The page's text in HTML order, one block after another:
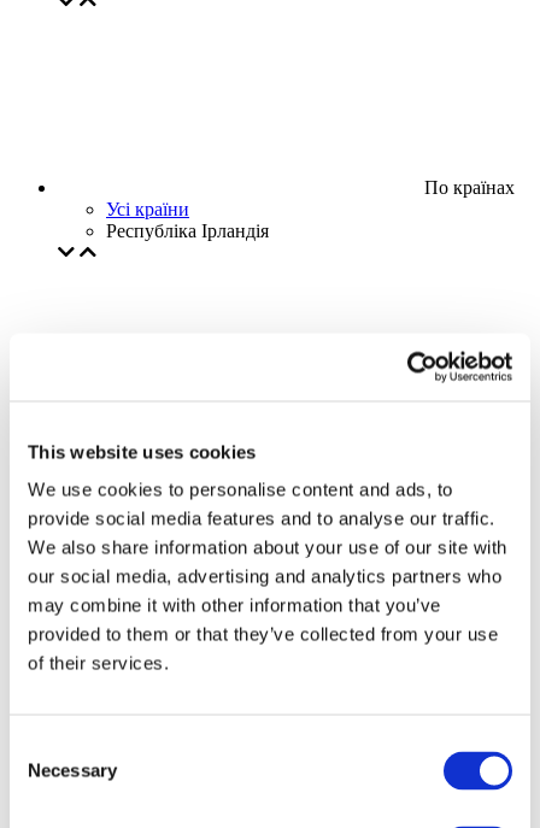
This website uses cookies
We use cookies to personalise content and ads, to
provide social media features and to analyse our traffic.
We also share information about your use of our site with
our social media, advertising and analytics partners who
may combine it with other information that you’ve
provided to them or that they’ve collected from your use
of their services.
Selection
Necessary
По країнах
Усі країни
Республіка Ірландія